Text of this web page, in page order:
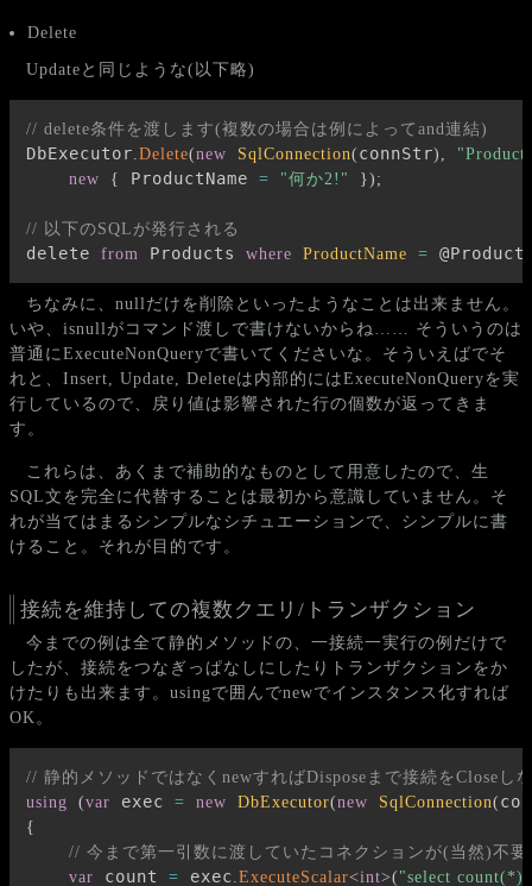
Delete
Updateと同じような(以下略)
// delete条件を渡します(複数の場合は例によってand連結)
DbExecutor Delete(new SqlConnection( connStr)
new
{ ProductName = "何か2!" }) ;
// 以下のSQLが発行される
delete from Products where ProductName =
ちなみに、nullだけを削除といったようなことは出来ません。
いや、isnullがコマンド渡しで書けないからね…… そういうのは
普通にExecuteNonQueryで書いてくださいな。そういえばでそ
れと、Insert, Update, Deleteは内部的にはExecuteNonQueryを実
行しているので、戻り値は影響された行の個数が返ってきま
す。
これらは、あくまで補助的なものとして用意したので、生
SQL文を完全に代替することは最初から意識していません。そ
れが当てはまるシンプルなシチュエーションで、シンプルに書
けること。それが目的です。
接続を維持しての複数クエリ/トランザクション
今までの例は全て静的メソッドの、一接続一実行の例だけで
したが、接続をつなぎっぱなしにしたりトランザクションをか
けたりも出来ます。usingで囲んでnewでインスタンス化すれば
OK。
// 静的メソッドではなくnewすればDisposeまで接続をCloseし
using
(var exec = new DbExecutor(new SqlConnection(
{
// 今まで第一引数に渡していたコネクションが(当然)不要
var count = exec ExecuteScalar<int>( "select count(*)